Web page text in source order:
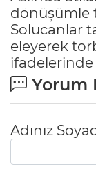
dönüşümle
Solucanlar
eleyerek
Yorum
Adınız